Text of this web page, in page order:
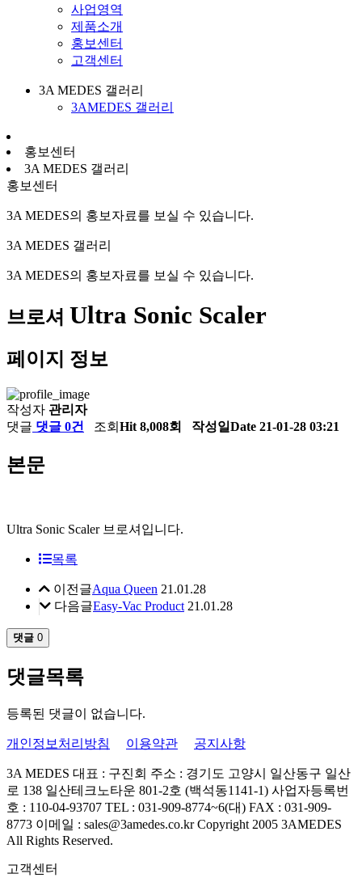
사업영역
제품소개
홍보센터
고객센터
3A MEDES 갤러리
3AMEDES 갤러리
홍보센터
3A MEDES 갤러리
홍보센터
3A MEDES의 홍보자료를 보실 수 있습니다.
3A MEDES 갤러리
3A MEDES의 홍보자료를 보실 수 있습니다.
브로셔 Ultra Sonic Scaler
페이지 정보
작성자 관리자
댓글 댓글 0건 조회 Hit 8,008회 작성일Date 21-01-28 03:21
본문
Ultra Sonic Scaler 브로셔입니다.
목록
이전글Aqua Queen 21.01.28
다음글Easy-Vac Product 21.01.28
댓글 0
댓글목록
등록된 댓글이 없습니다.
개인정보처리방침 이용약관 공지사항
3A MEDES 대표 : 구진회 주소 : 경기도 고양시 일산동구 일산
로 138 일산테크노타운 801-2호 (백석동1141-1) 사업자등록번
호 : 110-04-93707 TEL : 031-909-8774~6(대) FAX : 031-909-
8773 이메일 : sales@3amedes.co.kr Copyright 2005 3AMEDES
All Rights Reserved.
고객센터